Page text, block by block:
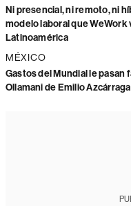
Ni presencial, ni remoto, ni
modelo laboral que WeWork
Latinoamérica
MÉXICO
Gastos del Mundial le pasan
Ollamani de Emilio Azcárraga